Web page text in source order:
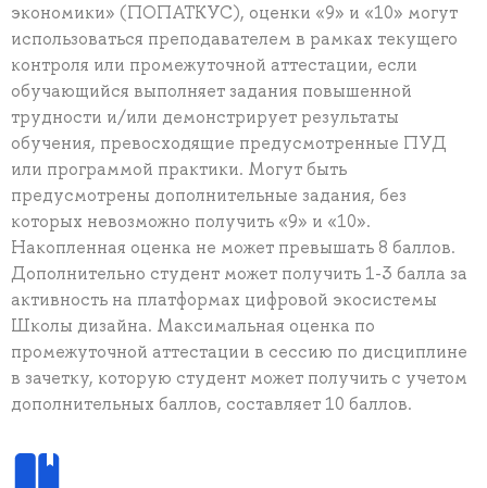
экономики» (ПОПАТКУС), оценки «9» и «10» могут
использоваться преподавателем в рамках текущего
контроля или промежуточной аттестации, если
обучающийся выполняет задания повышенной
трудности и/или демонстрирует результаты
обучения, превосходящие предусмотренные ПУД
или программой практики. Могут быть
предусмотрены дополнительные задания, без
которых невозможно получить «9» и «10».
Накопленная оценка не может превышать 8 баллов.
Дополнительно студент может получить 1-3 балла за
активность на платформах цифровой экосистемы
Школы дизайна. Максимальная оценка по
промежуточной аттестации в сессию по дисциплине
в зачетку, которую студент может получить с учетом
дополнительных баллов, составляет 10 баллов.